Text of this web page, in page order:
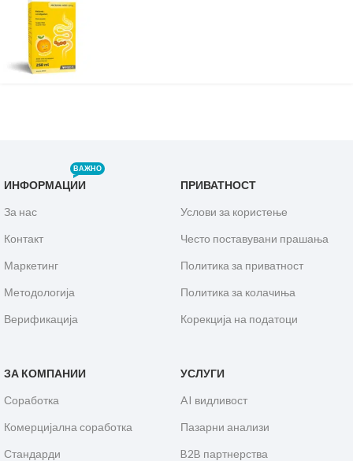
ИНФОРМАЦИИ
ВАЖНО
За нас
Контакт
Маркетинг
Методологија
Верификација
ПРИВАТНОСТ
Услови за користење
Често поставувани прашања
Политика за приватност
Политика за колачиња
Корекција на податоци
ЗА КОМПАНИИ
Соработка
Комерцијална соработка
Стандарди
УСЛУГИ
AI видливост
Пазарни анализи
B2B партнерства